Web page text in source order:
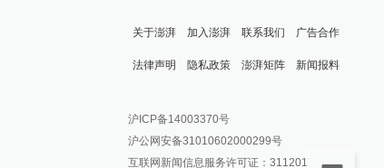
关于澎湃 加入澎湃 联系我们 广告合作
法律声明 隐私政策 澎湃矩阵
澎湃新闻公众号
澎湃新闻抖音号
新闻报料
报料邮箱: news@thepaper.cn
沪ICP备14003370号
沪公网安备31010602000299号
互联网新闻信息服务许可证：31120170006